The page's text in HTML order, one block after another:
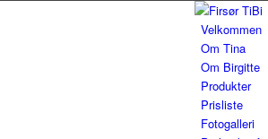
Velkommen
Om Tina
Om Birgitte
Produkter
Prisliste
Fotogalleri